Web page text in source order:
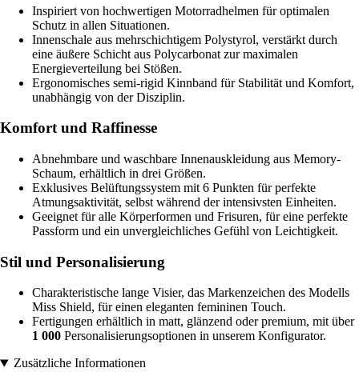
Inspiriert von hochwertigen Motorradhelmen für optimalen
Schutz in allen Situationen.
Innenschale aus mehrschichtigem Polystyrol, verstärkt durch
eine äußere Schicht aus Polycarbonat zur maximalen
Energieverteilung bei Stößen.
Ergonomisches semi-rigid Kinnband für Stabilität und Komfort,
unabhängig von der Disziplin.
Komfort und Raffinesse
Abnehmbare und waschbare Innenauskleidung aus Memory-
Schaum, erhältlich in drei Größen.
Exklusives Belüftungssystem mit 6 Punkten für perfekte
Atmungsaktivität, selbst während der intensivsten Einheiten.
Geeignet für alle Körperformen und Frisuren, für eine perfekte
Passform und ein unvergleichliches Gefühl von Leichtigkeit.
Stil und Personalisierung
Charakteristische lange Visier, das Markenzeichen des Modells
Miss Shield, für einen eleganten femininen Touch.
Fertigungen erhältlich in matt, glänzend oder premium, mit über
1 000 Personalisierungsoptionen in unserem Konfigurator.
Zusätzliche Informationen